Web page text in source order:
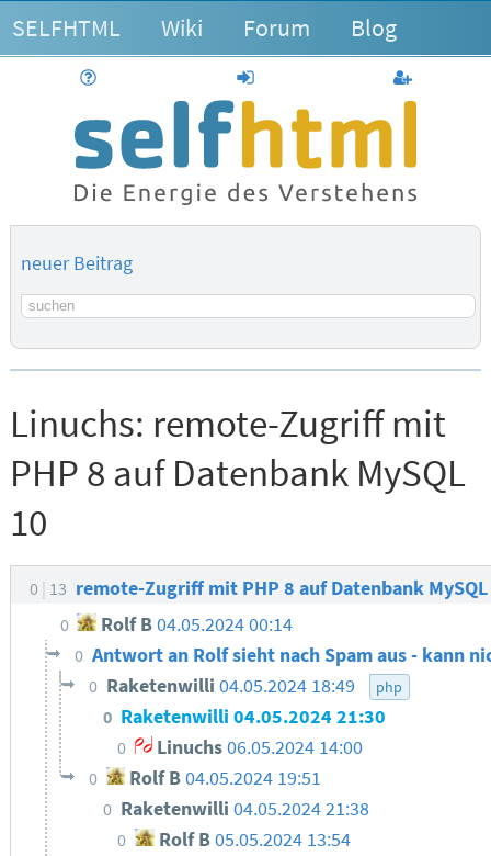
SELFHTML Wiki Forum Blog
anmelden
neuer Beitrag
Suchbegriff
Linuchs: remote-Zugriff mit
PHP 8 auf Datenbank MySQL
10
0 13 remote-Zugriff mit PHP 8 auf Datenbank
0 Rolf B04.05.2024 00:14
0 Antwort an Rolf sieht nach Spam aus - kann
0 Raketenwilli 04.05.2024 18:49 php
0 Raketenwilli04.05.2024 21:30
0 Linuchs06.05.2024 14:00
0 Rolf B 04.05.2024 19:51
0 Raketenwilli04.05.2024 21:38
0 Rolf B05.05.2024 13:54